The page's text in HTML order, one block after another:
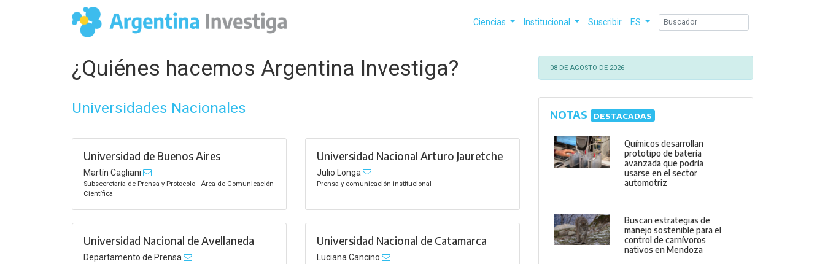
Ciencias Institucional Suscribir ES
¿Quiénes hacemos Argentina Investiga?
Universidades Nacionales
Universidad de Buenos Aires
Martín Cagliani
Subsecretaría de Prensa y Protocolo - Área de Comunicación
Científica
Universidad Nacional Arturo Jauretche
Julio Longa
Prensa y comunicación institucional
Universidad Nacional de Avellaneda
Departamento de Prensa
Universidad Nacional de Catamarca
Luciana Cancino
08 DE AGOSTO DE 2026
NOTAS DESTACADAS
Químicos desarrollan
prototipo de batería
avanzada que podría
usarse en el sector
automotriz
Buscan estrategias de
manejo sostenible para el
control de carnívoros
nativos en Mendoza